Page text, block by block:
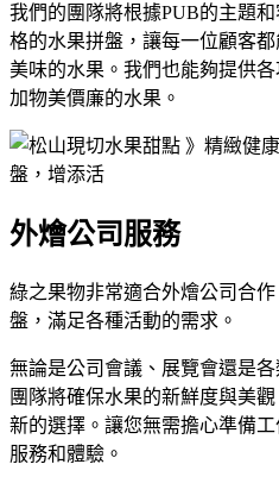
我們的團隊將根據PUB的主題
格的水果拼盤，讓每一位顧客
美味的水果。我們也能夠提供
加物美價廉的水果。
外燴公司服務
綠之果物非常適合外燴公司合
盤，滿足各種活動的需求。
無論是公司會議、展覽會還是
團隊將確保水果的新鮮度與美
新的選擇。讓您無需擔心準備
服務和體驗。